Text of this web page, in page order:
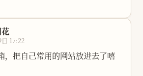
17:22
，把自己常用的网站放进去了嘻